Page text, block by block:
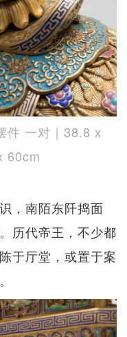
件 一对｜38.8 x
60cm
，南陌东阡捣面
历代帝王，不少都
于厅堂，或置于案